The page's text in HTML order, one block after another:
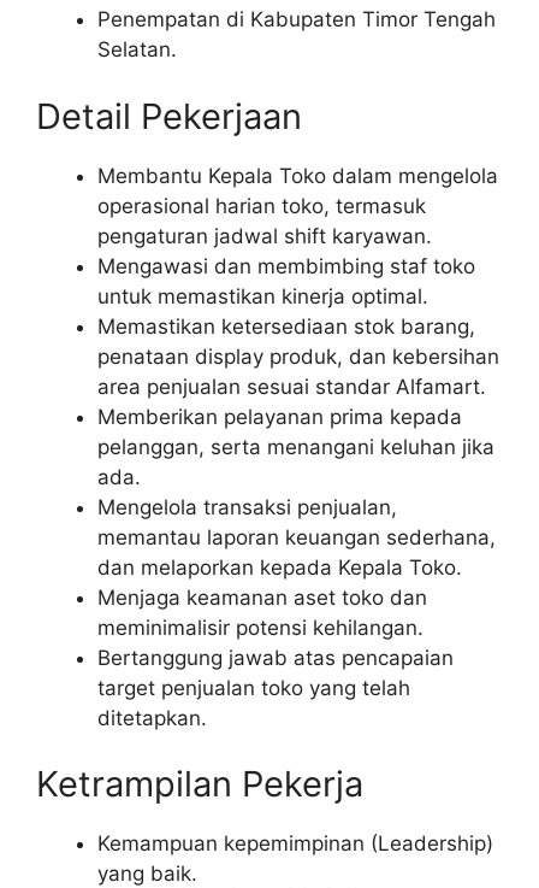
Penempatan di Kabupaten Timor Tengah
Selatan.
Detail Pekerjaan
Membantu Kepala Toko dalam mengelola
operasional harian toko, termasuk
pengaturan jadwal shift karyawan.
Mengawasi dan membimbing staf toko
untuk memastikan kinerja optimal.
Memastikan ketersediaan stok barang,
penataan display produk, dan kebersihan
area penjualan sesuai standar Alfamart.
Memberikan pelayanan prima kepada
pelanggan, serta menangani keluhan jika
ada.
Mengelola transaksi penjualan,
memantau laporan keuangan sederhana,
dan melaporkan kepada Kepala Toko.
Menjaga keamanan aset toko dan
meminimalisir potensi kehilangan.
Bertanggung jawab atas pencapaian
target penjualan toko yang telah
ditetapkan.
Ketrampilan Pekerja
Kemampuan kepemimpinan (Leadership)
yang baik.